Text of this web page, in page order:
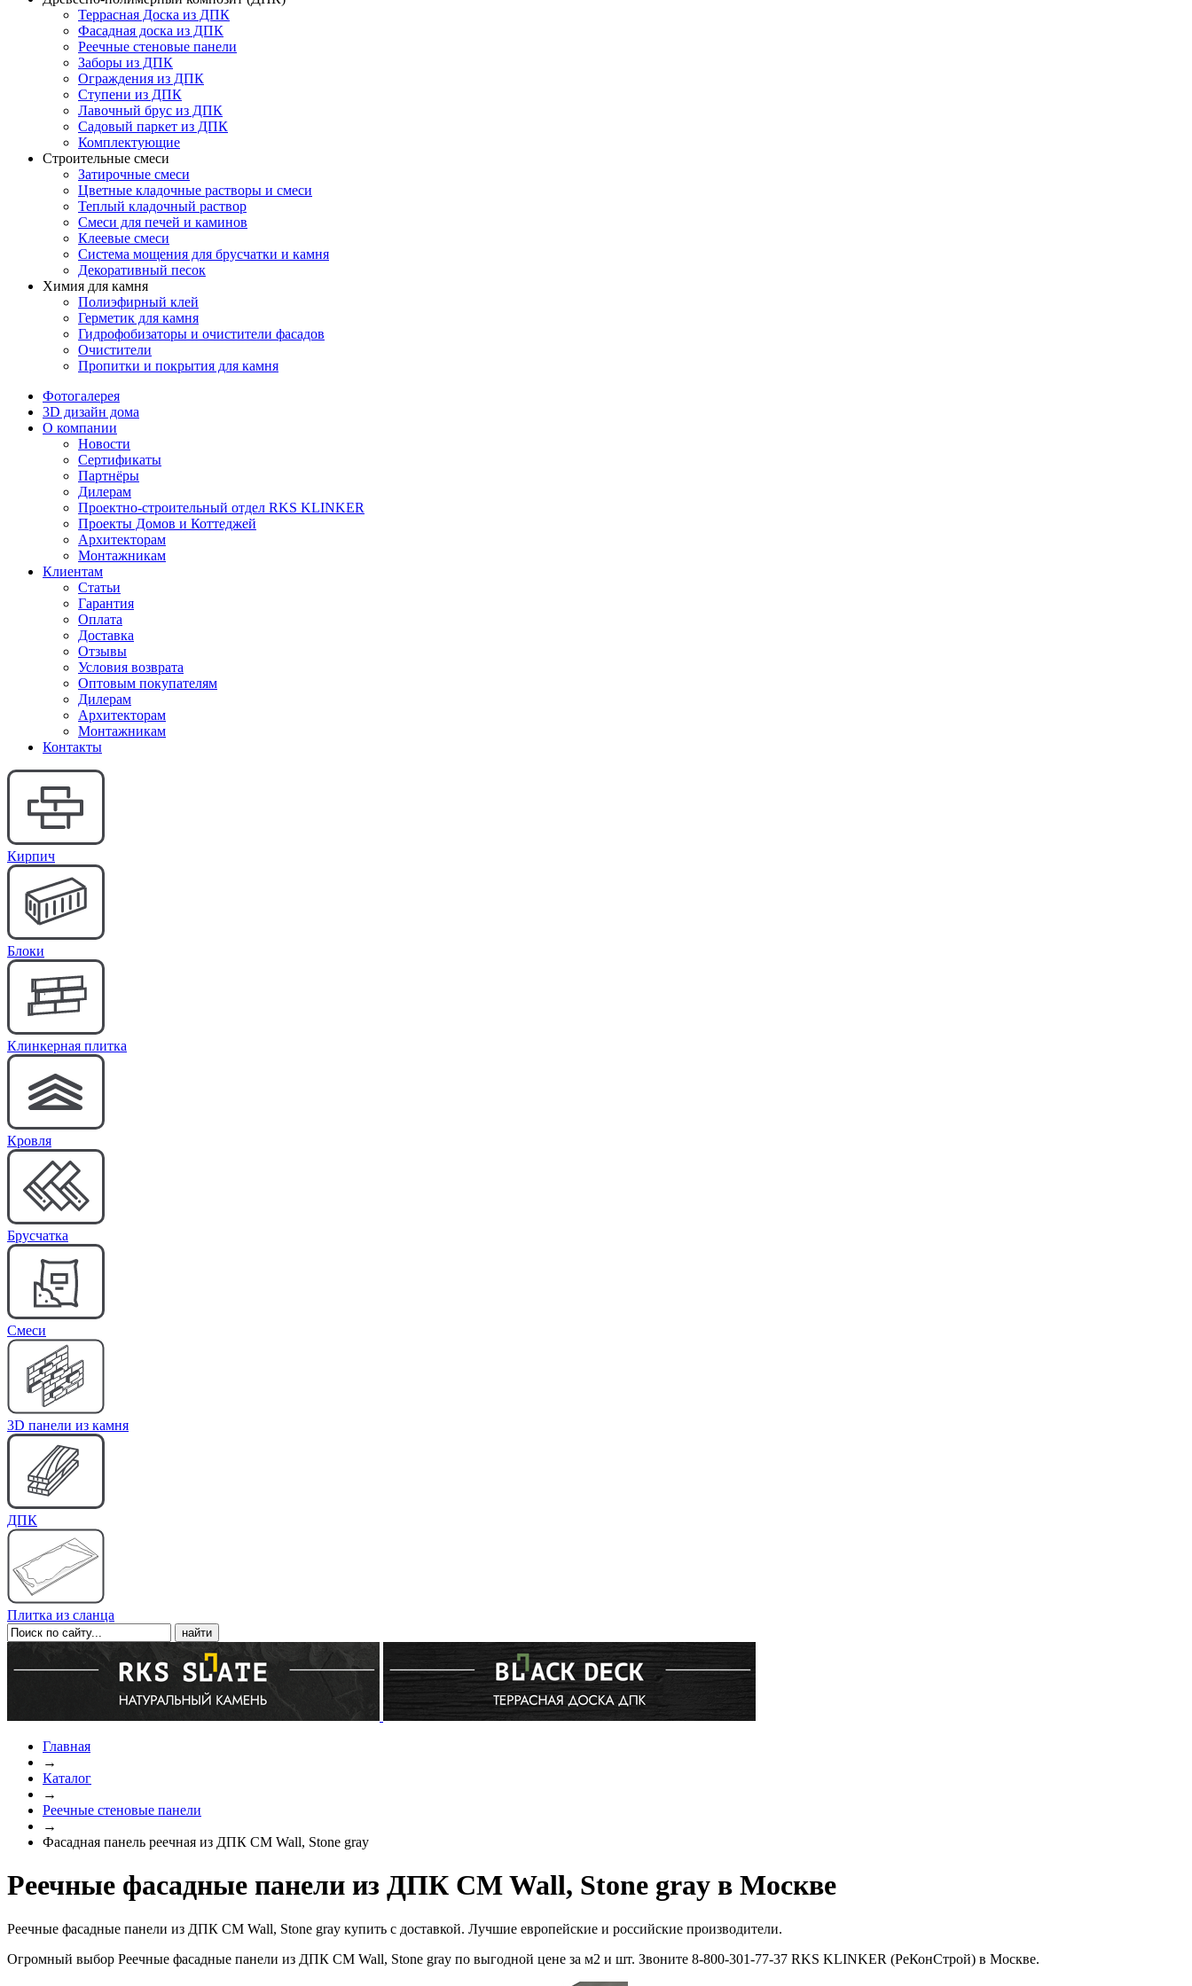
Террасная Доска из ДПК
Фасадная доска из ДПК
Реечные стеновые панели
Заборы из ДПК
Ограждения из ДПК
Ступени из ДПК
Лавочный брус из ДПК
Садовый паркет из ДПК
Комплектующие
Строительные смеси
Затирочные смеси
Цветные кладочные растворы и смеси
Теплый кладочный раствор
Смеси для печей и каминов
Клеевые смеси
Система мощения для брусчатки и камня
Декоративный песок
Химия для камня
Полиэфирный клей
Герметик для камня
Гидрофобизаторы и очистители фасадов
Очистители
Пропитки и покрытия для камня
Фотогалерея
3D дизайн дома
О компании
Новости
Сертификаты
Партнёры
Дилерам
Проектно-строительный отдел RKS KLINKER
Проекты Домов и Коттеджей
Архитекторам
Монтажникам
Клиентам
Статьи
Гарантия
Оплата
Доставка
Отзывы
Условия возврата
Оптовым покупателям
Дилерам
Архитекторам
Монтажникам
Контакты
Кирпич
Блоки
Клинкерная плитка
Кровля
Брусчатка
Cмеси
3D панели из камня
ДПК
Плитка из сланца
Главная
→
Каталог
→
Реечные стеновые панели
→
Фасадная панель реечная из ДПК CM Wall, Stone gray
Реечные фасадные панели из ДПК CM Wall, Stone gray в Москве
Реечные фасадные панели из ДПК CM Wall, Stone gray купить с доставкой. Лучшие европейские и российские производители.
Огромный выбор Реечные фасадные панели из ДПК CM Wall, Stone gray по выгодной цене за м2 и шт. Звоните 8-800-301-77-37 RKS KLINKER (РеКонСтрой) в Москве.